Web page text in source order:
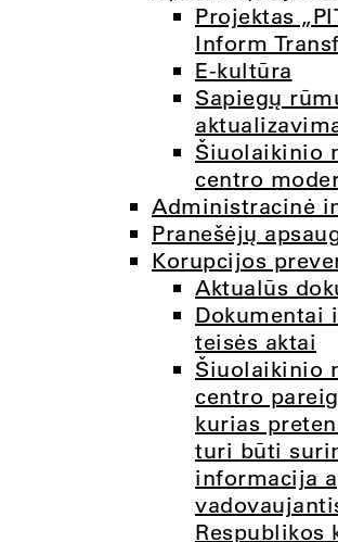
Projektas
Inform
E-kultūra
Sapiegų
Šiuolaikinio
centro
Administracinė
Pranešėjų
Korupcijos
Aktualūs
Dokumentai
teisės aktai
Šiuolaikinio
centro
kurias
turi būti
informacija
Respublikos